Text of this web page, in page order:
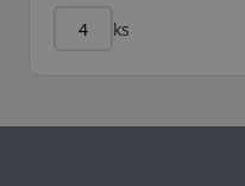
ks